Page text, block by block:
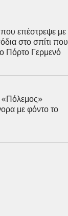
που επέστρεψε με
στο σπίτι που
Πόρτο Γερμενό
«Πόλεμος»
με φόντο το